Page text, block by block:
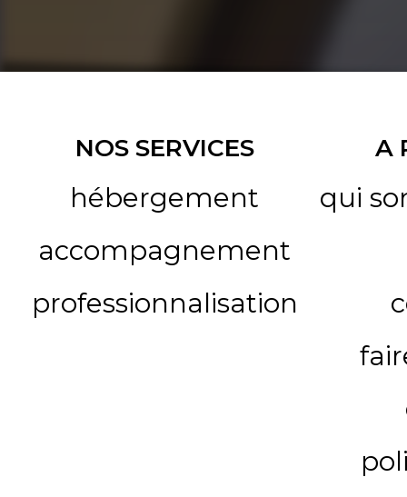
NOS SERVICES
hébergement
accompagnement
professionnalisation
A
qui